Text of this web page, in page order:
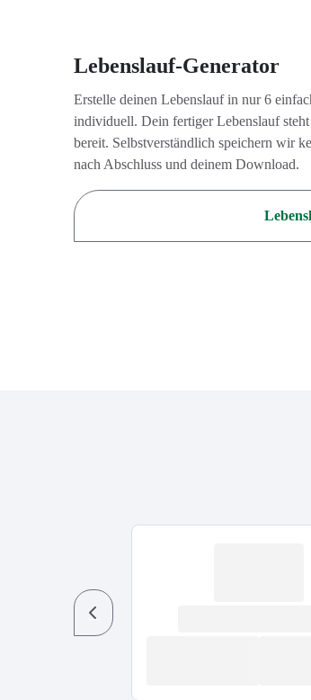
Lebenslauf-Generator
Erstelle deinen Lebenslauf in nur 6
individuell. Dein fertiger Lebenslauf
bereit. Selbstverständlich speichern wir
nach Abschluss und deinem Download.
Previous